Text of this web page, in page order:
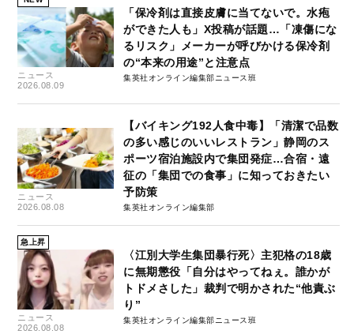
ニュース
2026.08.09
「保冷剤は直接皮膚に当てないで。水疱
ができた人も」X投稿が話題…「凍傷にな
るリスク」メーカーが呼びかける保冷剤
の“本来の用途”と注意点
集英社オンライン編集部ニュース班
ニュース
2026.08.08
【バイキング192人食中毒】「清潔で品数
の多い感じのいいレストラン」静岡のス
ポーツ宿泊施設内で集団発症…合宿・遠
征の「集団での食事」に知っておきたい
予防策
集英社オンライン編集部
急上昇
ニュース
2026.08.08
〈江別大学生集団暴行死〉主犯格の18歳
に無期懲役「自分はやってねぇ。誰かが
トドメさした」裁判で明かされた“他責ぶ
り”
集英社オンライン編集部ニュース班